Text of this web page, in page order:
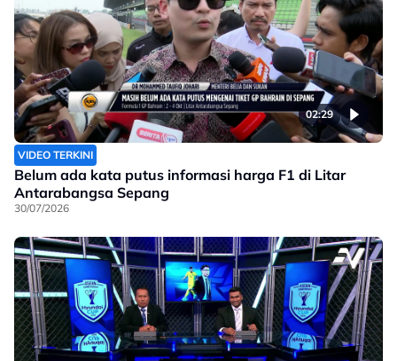
02:29
VIDEO TERKINI
Belum ada kata putus informasi harga F1 di Litar
Antarabangsa Sepang
30/07/2026